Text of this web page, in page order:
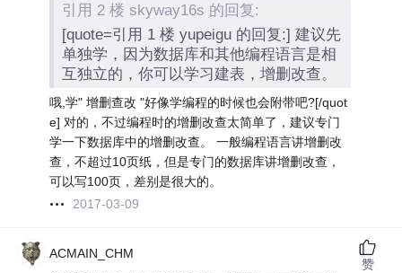
引用 2 楼 skyway16s 的回复:
[quote=引用 1 楼 yupeigu 的回复:] 建议先
单独学，因为数据库和其他编程语言是相
互独立的，你可以学习建表，增删改查。
哦,学" 增删查改 "好像学编程的时候也会附带吧?[/quot
e] 对的，不过编程时的增删改查太简单了，建议专门
学一下数据库中的增删改查。 一般编程语言讲增删改
查，不超过10页纸，但是专门的数据库讲增删改查，
可以写100页，差别是很大的。
2017-03-09
ACMAIN_CHM
赞